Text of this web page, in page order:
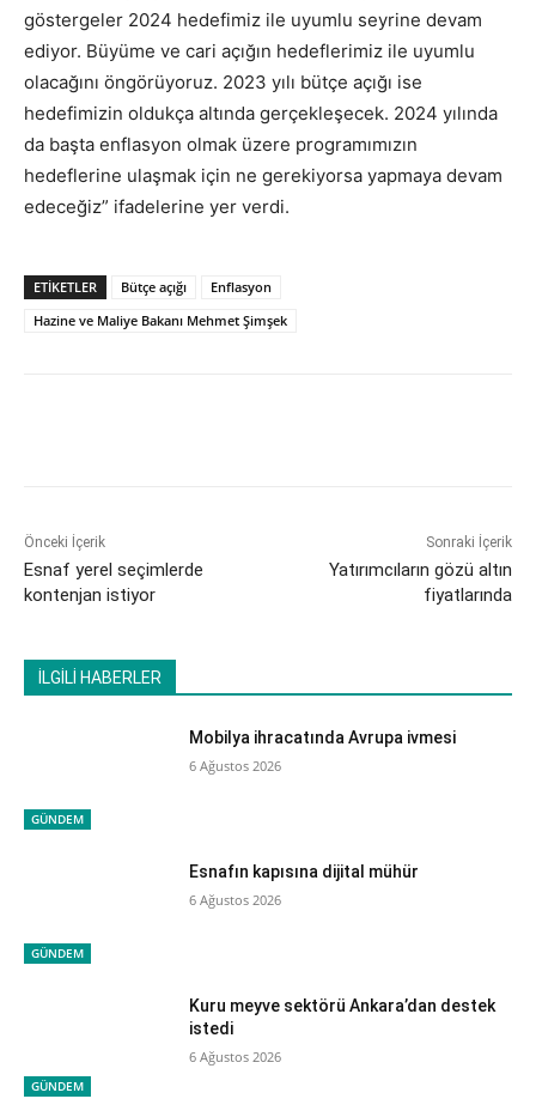
göstergeler 2024 hedefimiz ile uyumlu seyrine devam
ediyor. Büyüme ve cari açığın hedeflerimiz ile uyumlu
olacağını öngörüyoruz. 2023 yılı bütçe açığı ise
hedefimizin oldukça altında gerçekleşecek. 2024 yılında
da başta enflasyon olmak üzere programımızın
hedeflerine ulaşmak için ne gerekiyorsa yapmaya devam
edeceğiz” ifadelerine yer verdi.
ETİKETLER Bütçe açığı
Enflasyon
Hazine ve Maliye Bakanı Mehmet Şimşek
Önceki İçerik
Esnaf yerel seçimlerde
kontenjan istiyor
Sonraki İçerik
Yatırımcıların gözü altın
fiyatlarında
İLGİLİ HABERLER
GÜNDEM
Mobilya ihracatında Avrupa ivmesi
6 Ağustos 2026
GÜNDEM
Esnafın kapısına dijital mühür
6 Ağustos 2026
GÜNDEM
Kuru meyve sektörü Ankara’dan destek
istedi
6 Ağustos 2026